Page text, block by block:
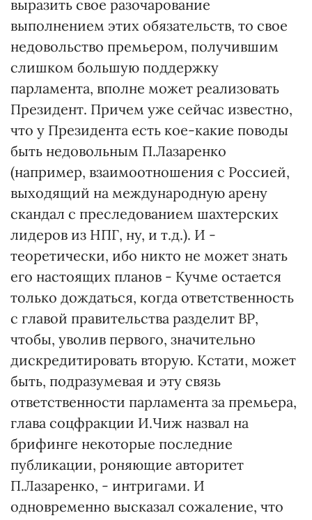
выразить свое разочарование
выполнением этих обязательств, то свое
недовольство премьером, получившим
слишком большую поддержку
парламента, вполне может реализовать
Президент. Причем уже сейчас известно,
что у Президента есть кое-какие поводы
быть недовольным П.Лазаренко
(например, взаимоотношения с Россией,
выходящий на международную арену
скандал с преследованием шахтерских
лидеров из НПГ, ну, и т.д.). И -
теоретически, ибо никто не может знать
его настоящих планов - Кучме остается
только дождаться, когда ответственность
с главой правительства разделит ВР,
чтобы, уволив первого, значительно
дискредитировать вторую. Кстати, может
быть, подразумевая и эту связь
ответственности парламента за премьера,
глава соцфракции И.Чиж назвал на
брифинге некоторые последние
публикации, роняющие авторитет
П.Лазаренко, - интригами. И
одновременно высказал сожаление, что